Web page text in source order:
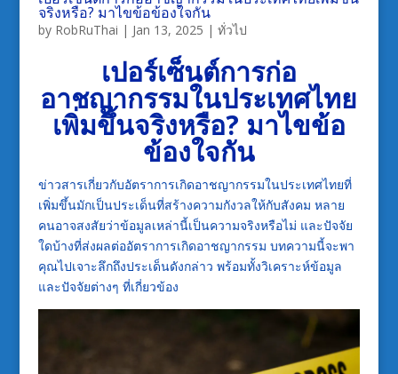
จริงหรือ? มาไขข้อข้องใจกัน
by RobRuThai | Jan 13, 2025 | ทั่วไป
เปอร์เซ็นต์การก่อ
อาชญากรรมในประเทศไทย
เพิ่มขึ้นจริงหรือ? มาไขข้อ
ข้องใจกัน
ข่าวสารเกี่ยวกับอัตราการเกิดอาชญากรรมในประเทศไทยที่
เพิ่มขึ้นมักเป็นประเด็นที่สร้างความกังวลให้กับสังคม หลาย
คนอาจสงสัยว่าข้อมูลเหล่านี้เป็นความจริงหรือไม่ และปัจจัย
ใดบ้างที่ส่งผลต่ออัตราการเกิดอาชญากรรม บทความนี้จะพา
คุณไปเจาะลึกถึงประเด็นดังกล่าว พร้อมทั้งวิเคราะห์ข้อมูล
และปัจจัยต่างๆ ที่เกี่ยวข้อง